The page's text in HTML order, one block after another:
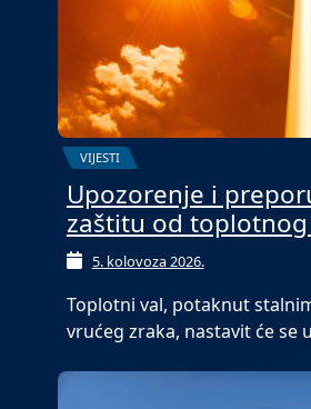
VIJESTI
Upozorenje i
zaštitu od toplotnog
5. kolovoza 2026.
Toplotni val, potaknut
vrućeg zraka, nastavit će se